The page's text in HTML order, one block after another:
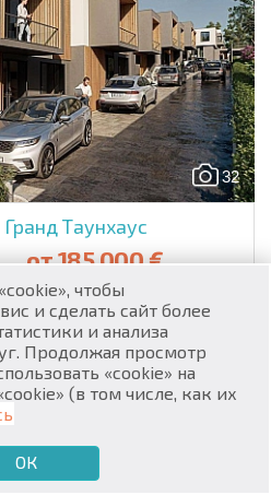
RU
BG
32
Таунхаус
от185 000 €
До моря:3000 м.
Площадь:110 кв. м.
вы так долго искали!
таунхаус напрямую от
Таунхаус. Площадь
сделан хор...
чтобы
и сделать сайт более
и анализа
Продолжая просмотр
«cookie» на
(в том числе, как их
ОК